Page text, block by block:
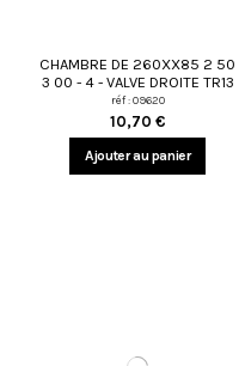
CHAMBRE DE 260XX85 2 50
3 00 - 4 - VALVE DROITE TR13
réf : 09620
10,70 €
Ajouter au panier